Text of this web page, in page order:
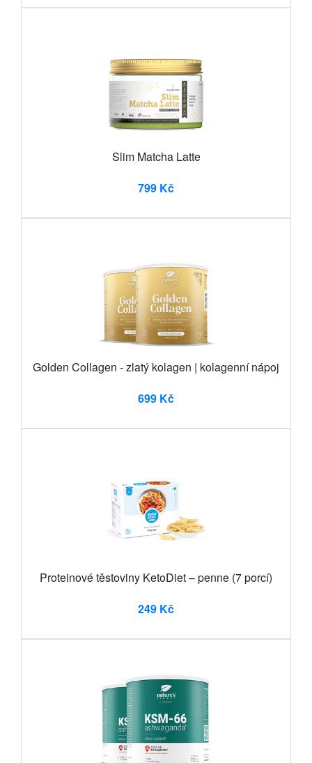
Slim Matcha Latte
799 Kč
Golden Collagen - zlatý kolagen | kolagenní nápoj
699 Kč
Proteinové těstoviny KetoDiet – penne (7 porcí)
249 Kč